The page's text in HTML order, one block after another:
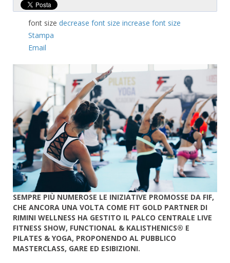
font size decrease font size increase font size
Stampa
Email
SEMPRE PIÙ NUMEROSE LE INIZIATIVE PROMOSSE DA FIF,
CHE ANCORA UNA VOLTA COME FIT GOLD PARTNER DI
RIMINI WELLNESS HA GESTITO IL PALCO CENTRALE LIVE
FITNESS SHOW, FUNCTIONAL & KALISTHENICS® E
PILATES & YOGA, PROPONENDO AL PUBBLICO
MASTERCLASS, GARE ED ESIBIZIONI.